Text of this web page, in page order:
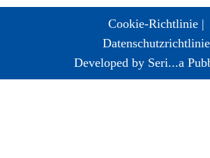
Cookie-Richtlinie |
Datenschutzrichtlinie
Developed by Seri...a